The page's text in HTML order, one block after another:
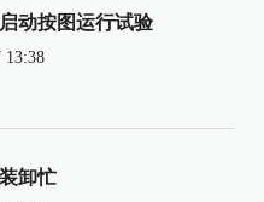
动按图运行试验
13:38
卸忙